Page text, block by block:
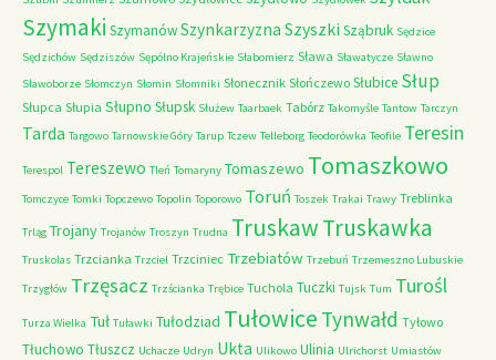
Szymaki SzymanówSzynkarzyzna Szyszki Sząbruk Sędzice
Sędzichów Sędziszów Sępólno Krajeńskie Słabomierz Sława Sławatycze Sławno
Sławoborze Słomczyn Słomin Słomniki Słonecznik Słończewo Słubice Słup
Słupca Słupia Słupno Słupsk Służew Taarbaek Tabórz Takomyśle Tantow Tarczyn
Tarda Targowo Tarnowskie Góry Tarup Tczew Telleborg Teodorówka Teofile Teresin
Terespol Tereszewo Tleń Tomaryny Tomaszewo Tomaszkowo
Tomczyce Tomki Topczewo Topolin Toporowo Toruń Toszek Trakai Trawy Treblinka
Trląg Trojany Trojanów Troszyn Trudna TruskawTruskawka
Truskolas Trzcianka Trzciel Trzciniec Trzebiatów Trzebuń Trzemeszno Lubuskie
Trzygłów Trzęsacz Trzścianka Trębice Tuchola Tuczki Tujsk Tum Turośl
Turza Wielka Tuł Tuławki Tułodziad Tułowice Tynwałd Tyłowo
Tłuchowo Tłuszcz Uchacze Udryn Ukta Ulikowo Ulinia Ulrichorst Umiastów